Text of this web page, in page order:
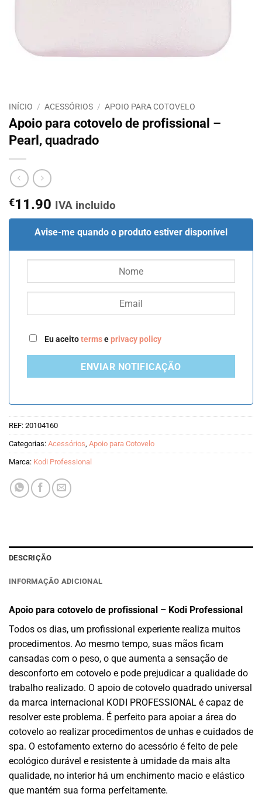
INÍCIO / ACESSÓRIOS / APOIO PARA COTOVELO
Apoio para cotovelo de profissional –
Pearl, quadrado
€11.90 IVA incluido
Avise-me quando o produto estiver disponível
Eu aceitotermseprivacy policy
ENVIAR NOTIFICAÇÃO
REF: 20104160
Categorias: Acessórios, Apoio para Cotovelo
Marca: Kodi Professional
DESCRIÇÃO
INFORMAÇÃO ADICIONAL
Apoio para cotovelo de profissional – Kodi Professional
Todos os dias, um profissional experiente realiza muitos
procedimentos. Ao mesmo tempo, suas mãos ficam
cansadas com o peso, o que aumenta a sensação de
desconforto em cotovelo e pode prejudicar a qualidade do
trabalho realizado. O apoio de cotovelo quadrado universal
da marca internacional KODI PROFESSIONAL é capaz de
resolver este problema. É perfeito para apoiar a área do
cotovelo ao realizar procedimentos de unhas e cuidados de
spa. O estofamento externo do acessório é feito de pele
ecológico durável e resistente à umidade da mais alta
qualidade, no interior há um enchimento macio e elástico
que mantém sua forma perfeitamente.